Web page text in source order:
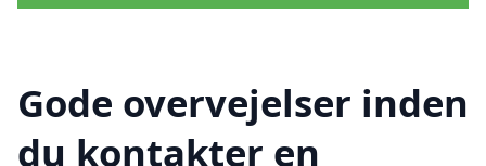
Gode overvejelser inden
du kontakter en